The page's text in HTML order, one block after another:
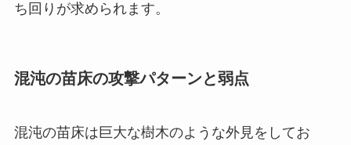
ち回りが求められます。
混沌の苗床の攻撃パターンと弱点
混沌の苗床は巨大な樹木のような外見をしてお